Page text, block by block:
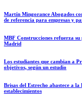
Martín Mingorance Abogados
de referencia para empresas y
MBF Construcciones refuerza
Madrid
Los estudiantes que cambian a
objetivos, según un estudio
Brisas del Estrecho abastece a
establecimientos